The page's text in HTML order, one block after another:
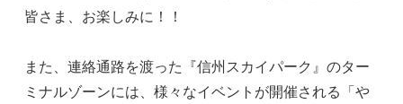
皆さま、お楽しみに！！
また、連絡通路を渡った『信州スカイパーク』のター
ミナルゾーンには、様々なイベントが開催される「や